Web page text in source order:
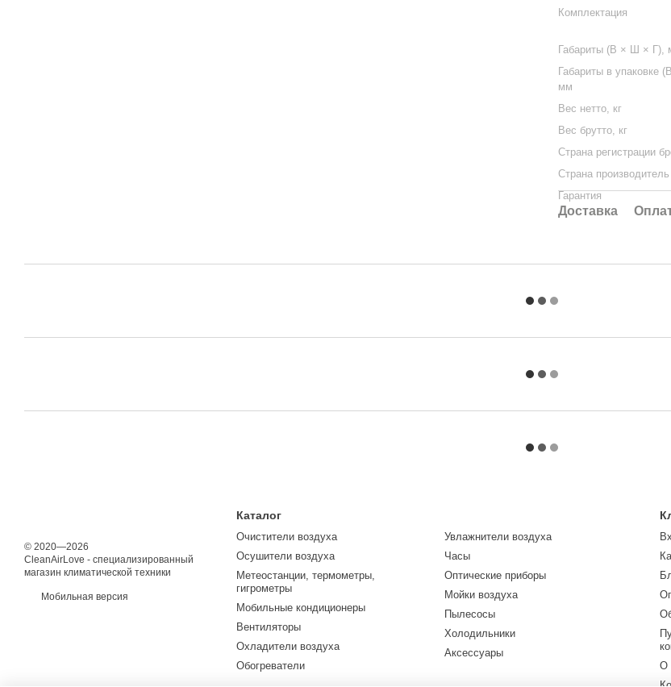
Комплектация
Габариты (В × Ш × Г),
Габариты в упаковке
мм
Вес нетто, кг
Вес брутто, кг
Страна регистрации
Страна производитель
Гарантия
Доставка
© 2020—2026
CleanAirLove - специализированный
магазин климатической техники
Мобильная версия
Каталог
Очистители воздуха
Осушители воздуха
Метеостанции, термометры,
гигрометры
Мобильные кондиционеры
Вентиляторы
Охладители воздуха
Обогреватели
Увлажнители воздуха
Часы
Оптические приборы
Мойки воздуха
Пылесосы
Холодильники
Аксессуары
О